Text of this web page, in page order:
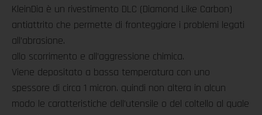
KleinDia è un rivestimento DLC (Diamond Like Carbon)
antiattrito che permette di fronteggiare i problemi legati
all’abrasione.
allo scorrimento e all’aggressione chimica.
Viene depositato a bassa temperatura con uno
spessore di circa 1 micron. quindi non altera in alcun
modo le caratteristiche dell’utensile o del coltello al quale